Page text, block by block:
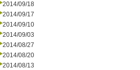
2014/09/18
2014/09/17
2014/09/10
2014/09/03
2014/08/27
2014/08/20
2014/08/13